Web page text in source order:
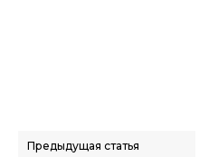
Предыдущая статья